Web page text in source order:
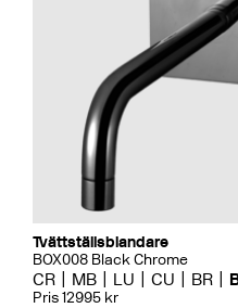
Tvättställsblandare
BOX008 Black Chrome
CR MB LU CU BR
Pris 12995 kr